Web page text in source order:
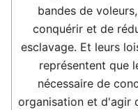
bandes de
conquérir et de
esclavage. Et leurs
représentent que
nécessaire de
organisation et d'agir